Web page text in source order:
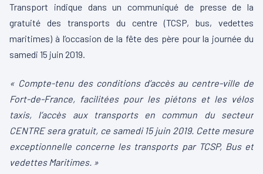
Transport indique dans un communiqué de presse de la
gratuité des transports du centre (TCSP, bus, vedettes
maritimes) à l’occasion de la fête des père pour la journée du
samedi 15 juin 2019.
« Compte-tenu des conditions d’accès au centre-ville de
Fort-de-France, facilitées pour les piétons et les vélos
taxis, l’accès aux transports en commun du secteur
CENTRE sera gratuit, ce samedi 15 juin 2019. Cette mesure
exceptionnelle concerne les transports par TCSP, Bus et
vedettes Maritimes. »